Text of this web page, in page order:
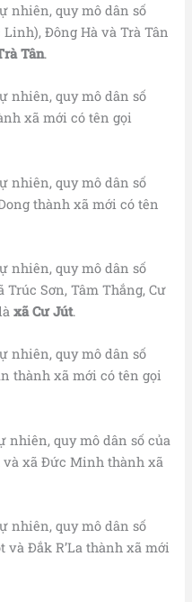
nhiên, quy mô dân số
Đông Hà và Trà Tân
Tân.
nhiên, quy mô dân số
xã mới có tên gọi
nhiên, quy mô dân số
thành xã mới có tên
nhiên, quy mô dân số
Trúc Sơn, Tâm Thắng, Cư
xã Cư Jút.
nhiên, quy mô dân số
thành xã mới có tên gọi
nhiên, quy mô dân số của
xã Đức Minh thành xã
nhiên, quy mô dân số
và Đắk R’La thành xã mới